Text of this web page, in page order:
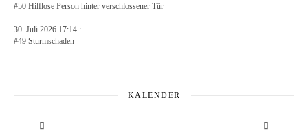
#50 Hilflose Person hinter verschlossener Tür
30. Juli 2026 17:14 :
#49 Sturmschaden
KALENDER